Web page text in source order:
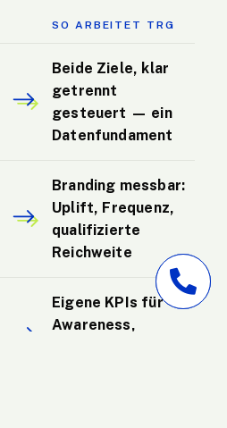
SO ARBEITET TRG
Beide Ziele, klar
getrennt
gesteuert — ein
Datenfundament
Branding messbar:
Uplift, Frequenz,
qualifizierte
Reichweite
Eigene KPIs für
Awareness,